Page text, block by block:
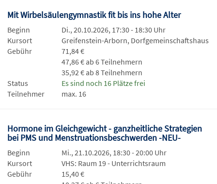
Mit Wirbelsäulengymnastik fit bis ins hohe Alter
Beginn
Di., 20.10.2026, 17:30 - 18:30 Uhr
Kursort
Greifenstein-Arborn, Dorfgemeinschaftshaus
Gebühr
71,84 €
47,86 € ab 6 Teilnehmern
35,92 € ab 8 Teilnehmern
Status
Es sind noch 16 Plätze frei
Teilnehmer
max. 16
Hormone im Gleichgewicht - ganzheitliche Strategien
bei PMS und Menstruationsbeschwerden -NEU-
Beginn
Mi., 21.10.2026, 18:30 - 20:00 Uhr
Kursort
VHS: Raum 19 - Unterrichtsraum
Gebühr
15,40 €